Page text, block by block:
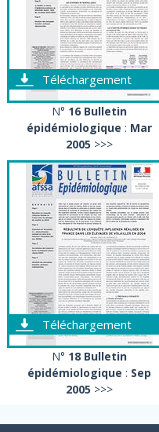
Téléchargement
N° 16 Bulletin
épidémiologique : Mar
2005 >>>
Téléchargement
N° 18 Bulletin
épidémiologique : Sep
2005 >>>